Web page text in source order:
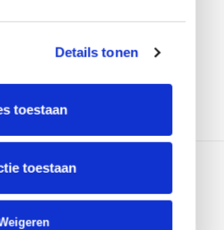
Details tonen
toestaan
toestaan
over dit product..